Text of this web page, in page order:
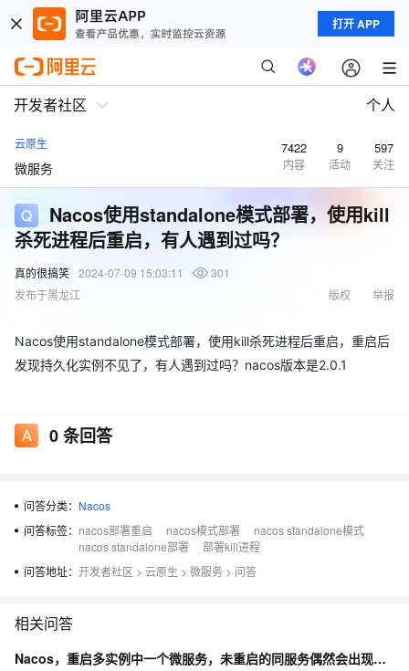
打开 APP
开发者社区 个人
云原生
微服务
7422
内容
9
活动
597
关注
Nacos使用standalone模式部署，使用kill
杀死进程后重启，有人遇到过吗？
真的很搞笑 2024-07-09 15:03:11
301
发布于黑龙江
举报
版权
Nacos使用standalone模式部署，使用kill杀死进程后重启，重启后
发现持久化实例不见了，有人遇到过吗？nacos版本是2.0.1
0条回答
问答分类： Nacos
问答标签： nacos部署重启 nacos模式部署
nacos standalone模式
nacos standalone部署
部署kill进程
问答地址： 开发者社区 > 云原生 > 微服务 > 问答
相关问答
Nacos，重启多实例中一个微服务，未重启的同服务偶然会出现Connection Refused异常